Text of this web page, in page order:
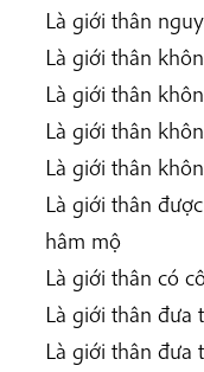
Là giới thân
Là giới thân
Là giới thân
Là giới thân
Là giới thân
Là giới thân
hâm mộ
Là giới thân có
Là giới thân đưa
Là giới thân đưa